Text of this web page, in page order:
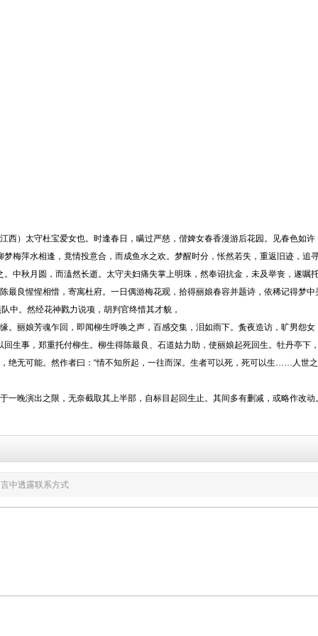
）太守杜宝爱女也。时逢春日，瞒过严慈，偕婢女春香漫游后花园。见春色如许
梅萍水相逢，竟情投意合，而成鱼水之欢。梦醒时分，怅然若失，重返旧迹，追
中秋月圆，而溘然长逝。太守夫妇痛失掌上明珠，然奉诏抗金，未及举丧，遂嘱
良惺惺相惜，寄寓杜府。一日偶游梅花观，拾得丽娘春容并题诗，依稀记得梦中
中。然经花神戮力说项，胡判官终惜其才貌，
丽娘芳魂乍回，即闻柳生呼唤之声，百感交集，泪如雨下。夤夜造访，旷男怨女
回生事，郑重托付柳生。柳生得陈最良、石道姑力助，使丽娘起死回生。牡丹亭
无可能。然作者曰：“情不知所起，一往而深。生者可以死，死可以生……人世
晚演出之限，无奈截取其上半部，自标目起回生止。其间多有删减，或略作改动
中透露联系方式